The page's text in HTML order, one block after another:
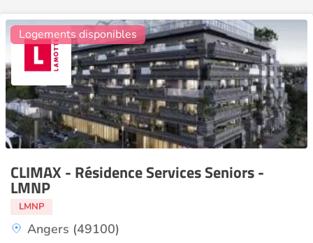
CLIMAX - Résidence Services Seniors -
LMNP
LMNP
Angers (49100)
Logements disponibles